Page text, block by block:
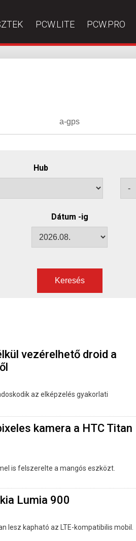
PCW.LITE PCW.PRO
Hub
Dátum -ig
Keresés
vezérelhető droid a
az elképzelés gyakorlati
kamera a HTC Titan
is felszerelte a mangós eszközt.
Lumia 900
lesz kapható az LTE-kompatibilis mobil.